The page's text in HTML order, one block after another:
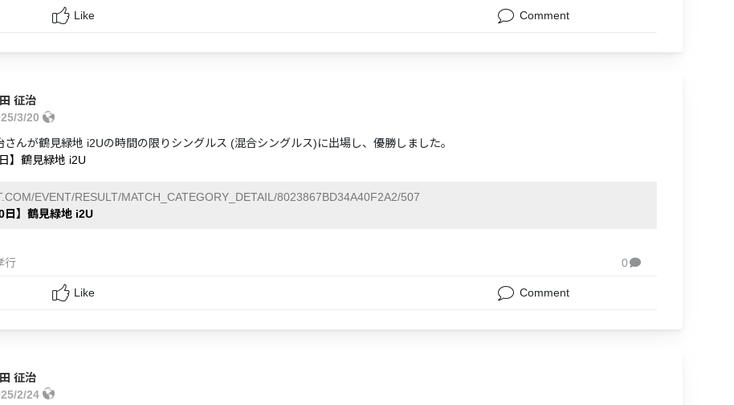
Like Comment
征治
3/20
さんが鶴見緑地 i2Uの時間の限りシングルス (混合シングルス)に出場し、優勝しました。
】鶴見緑地 i2U
EVENT/RESULT/MATCH_CATEGORY_DETAIL/8023867BD34A40F2A2/507
日】鶴見緑地 i2U
行 0
Like Comment
征治
2/24